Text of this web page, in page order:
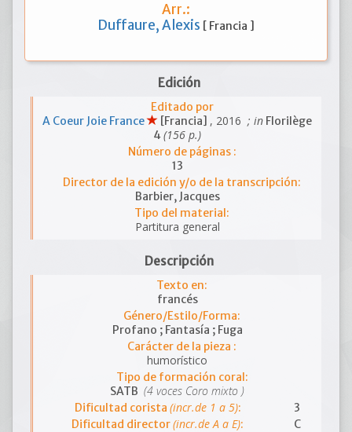
Arr.:
Duffaure, Alexis [ Francia ]
Edición
Editado por
A Coeur Joie France
[Francia] , 2016 ; in Florilège
4(156 p.)
Número de páginas :
13
Director de la edición y/o de la transcripción:
Barbier, Jacques
Tipo del material:
Partitura general
Descripción
Texto en:
francés
Género/Estilo/Forma:
Profano ; Fantasía ; Fuga
Carácter de la pieza :
humorístico
Tipo de formación coral:
SATB (4 voces Coro mixto )
Dificultad corista (incr.de 1 a 5):
3
Dificultad director(incr.de A a E):
C